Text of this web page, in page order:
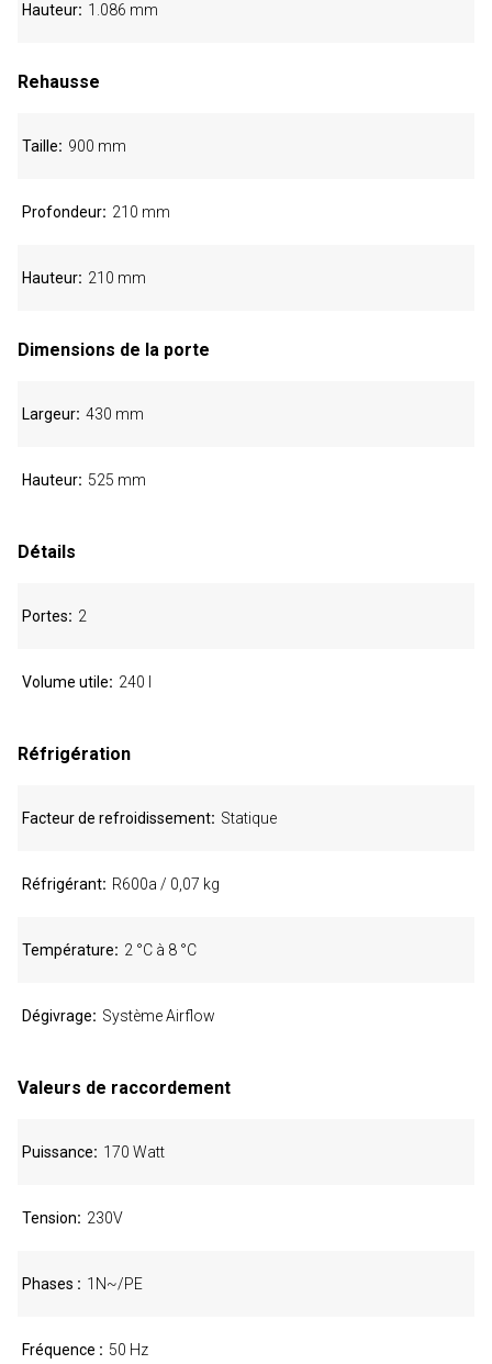
Hauteur 1.086 mm
Rehausse
Taille 900 mm
Profondeur 210 mm
Hauteur 210 mm
Dimensions de la porte
Largeur 430 mm
Hauteur 525 mm
Détails
Portes 2
Volume utile 240 l
Réfrigération
Facteur de refroidissement Statique
Réfrigérant R600a / 0,07 kg
Température 2 °C à 8 °C
Dégivrage Système Airflow
Valeurs de raccordement
Puissance 170 Watt
Tension 230V
Phases 1N~/PE
Fréquence 50 Hz